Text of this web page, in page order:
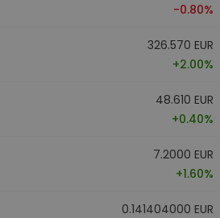
-0.80%
326.570 EUR
+2.00%
48.610 EUR
+0.40%
7.2000 EUR
+1.60%
0.141404000 EUR